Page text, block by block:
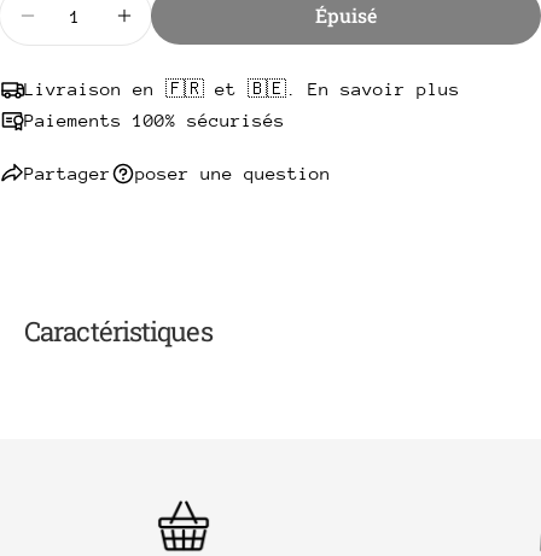
Diminuer la quantité pour Rôti de biche/cerf paré,
Augmenter la quantité pour Rôti de
Épuisé
Livraison en 🇫🇷 et 🇧🇪. En savoir plus
Paiements 100% sécurisés
Partager poser une question
Les champs marqués * sont obligatoires.
Envoyer une question
Caractéristiques